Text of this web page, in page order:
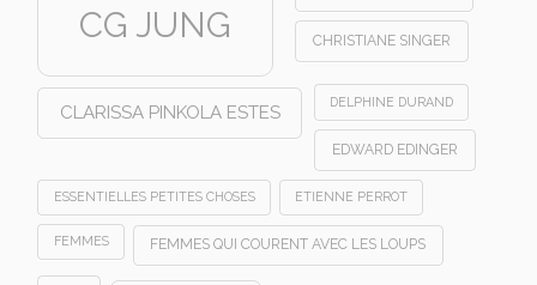
CG JUNG CHRISTIANE SINGER
CLARISSA PINKOLA ESTES DELPHINE DURAND
EDWARD EDINGER
ESSENTIELLES PETITES CHOSES ETIENNE PERROT
FEMMES FEMMES QUI COURENT AVEC LES LOUPS